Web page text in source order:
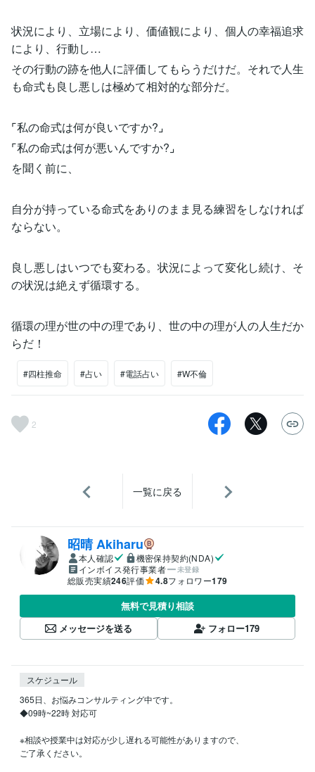
状況により、立場により、価値観により、個人の幸福追求
により、行動し…
その行動の跡を他人に評価してもらうだけだ。それで人生
も命式も良し悪しは極めて相対的な部分だ。
⌜私の命式は何が良いですか?⌟
⌜私の命式は何が悪いんですか?⌟
を聞く前に、
自分が持っている命式をありのまま見る練習をしなければ
ならない。
良し悪しはいつでも変わる。状況によって変化し続け、そ
の状況は絶えず循環する。
循環の理が世の中の理であり、世の中の理が人の人生だか
らだ！
#四柱推命 #占い #電話占い #W不倫
2
一覧に戻る
昭晴 Akiharu
本人確認
機密保持契約(NDA)
インボイス発行事業者
未登録
総販売実績246評価 4.8フォロワー179
無料で見積り相談
メッセージを送る
フォロー179
スケジュール
365日、お悩みコンサルティング中です。
◆09時~22時 対応可
※相談や授業中は対応が少し遅れる可能性がありますので、
ご了承ください。